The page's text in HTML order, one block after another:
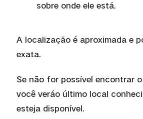
sobre onde ele está.
A localização é aproximada e
exata.
Se não for possível encontrar
você veráo último local
esteja disponível.